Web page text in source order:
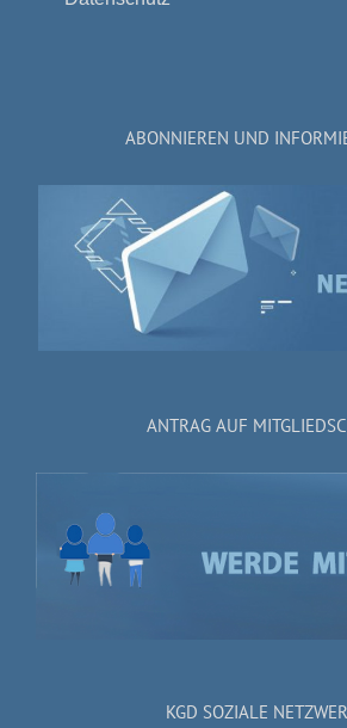
ABONNIEREN UND
ANTRAG AUF
KGD SOZIALE